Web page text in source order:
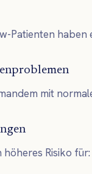
Patienten
mit
höheres Risiko für: